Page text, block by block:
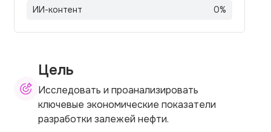
ИИ-контент
0%
Цель
Исследовать и проанализировать
ключевые экономические показатели
разработки залежей нефти.